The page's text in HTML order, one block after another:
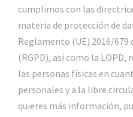
cumplimos con las
materia de protección de
Reglamento (UE) 2016/679
(RGPD), así como la
las personas físicas en
personales y a la libre
quieres más información,